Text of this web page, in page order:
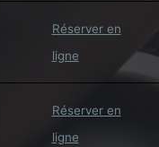
Réserver en
ligne
Réserver en
ligne